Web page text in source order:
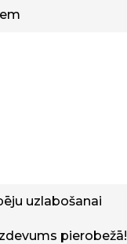
uzlabošanai
pierobežā!